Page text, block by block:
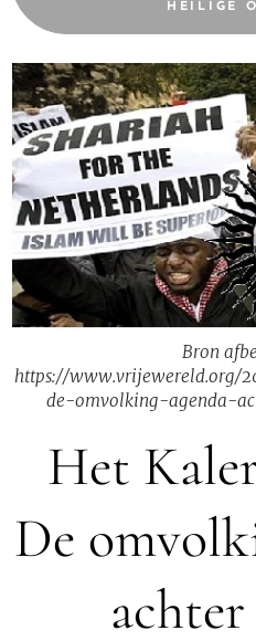
HEILIGE
Bron
https://www.vrijewereld.org/
de-omvolking-agenda-
Het
De
achter